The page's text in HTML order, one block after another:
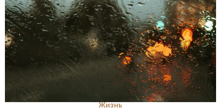
Жизнь